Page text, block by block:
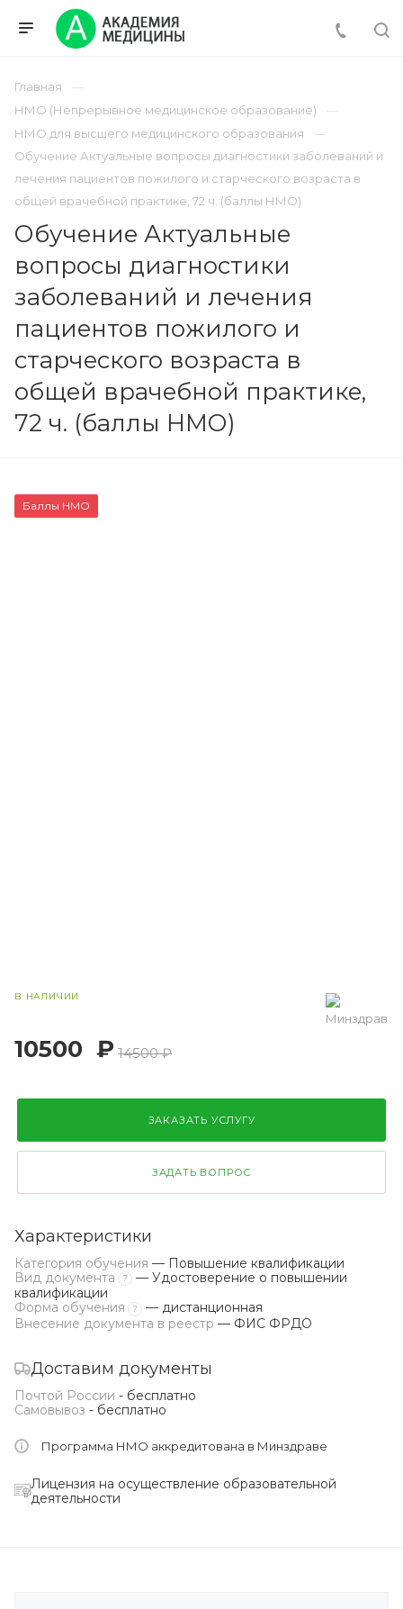
Главная
НМО (Непрерывное медицинское образование)
НМО для высшего медицинского образования
Обучение Актуальные вопросы диагностики заболеваний и
лечения пациентов пожилого и старческого возраста в
общей врачебной практике, 72 ч. (баллы НМО)
Обучение Актуальные
вопросы диагностики
заболеваний и лечения
пациентов пожилого и
старческого возраста в
общей врачебной практике,
72 ч. (баллы НМО)
В НАЛИЧИИ
10500 ₽ 14500 ₽
ЗАКАЗАТЬ УСЛУГУ
ЗАДАТЬ ВОПРОС
Характеристики
Категория обучения — Повышение квалификации
Вид документа
?
— Удостоверение о повышении
квалификации
Форма обучения
?
— дистанционная
Внесение документа в реестр — ФИС ФРДО
Доставим документы
Почтой России - бесплатно
Самовывоз - бесплатно
Программа НМО аккредитована в Минздраве
Лицензия на осуществление образовательной
деятельности
Баллы НМО